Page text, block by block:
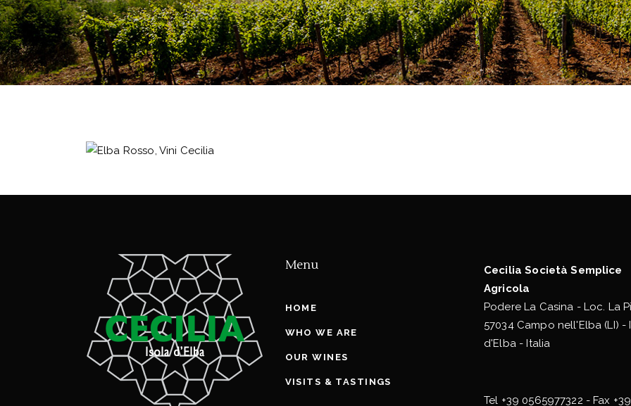
Menu
HOME
WHO WE ARE
OUR WINES
VISITS & TASTINGS
Cecilia Società Semplice
Agricola
Podere La Casina - Loc. La
57034 Campo nell'Elba (LI) -
d'Elba - Italia
Tel +39 0565977322 - Fax +39